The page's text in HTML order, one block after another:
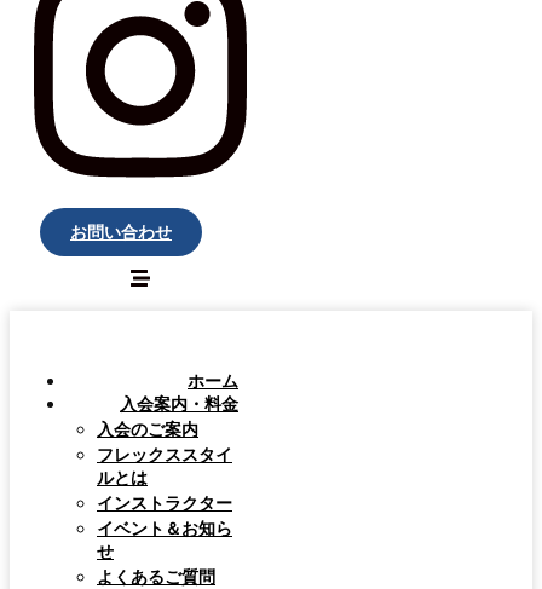
お問い合わせ
ホーム
入会案内・料金
入会のご案内
フレックススタイ
ルとは
インストラクター
イベント＆お知ら
せ
よくあるご質問